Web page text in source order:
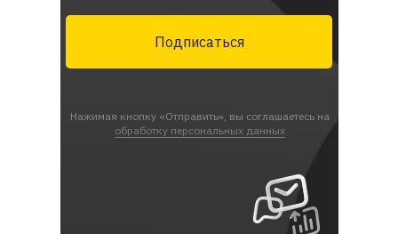
Нажимая кнопку «Отправить», вы соглашаетесь на
обработку персональных данных
Подписаться